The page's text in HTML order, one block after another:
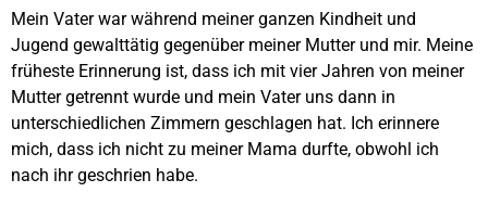
Mein Vater war während meiner ganzen Kindheit und
Jugend gewalttätig gegenüber meiner Mutter und mir. Meine
früheste Erinnerung ist, dass ich mit vier Jahren von meiner
Mutter getrennt wurde und mein Vater uns dann in
unterschiedlichen Zimmern geschlagen hat. Ich erinnere
mich, dass ich nicht zu meiner Mama durfte, obwohl ich
nach ihr geschrien habe.